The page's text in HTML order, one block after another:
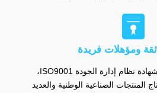

ثقة ومؤهلات فريدة
حصلت الشركة على شهادة نظام إدارة الجودة ISO9001،
الصناعية الوطنية والعديد